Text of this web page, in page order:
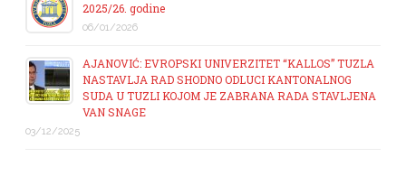
2025/26. godine
06/01/2026
AJANOVIĆ: EVROPSKI UNIVERZITET “KALLOS” TUZLA
NASTAVLJA RAD SHODNO ODLUCI KANTONALNOG
SUDA U TUZLI KOJOM JE ZABRANA RADA STAVLJENA
VAN SNAGE
03/12/2025